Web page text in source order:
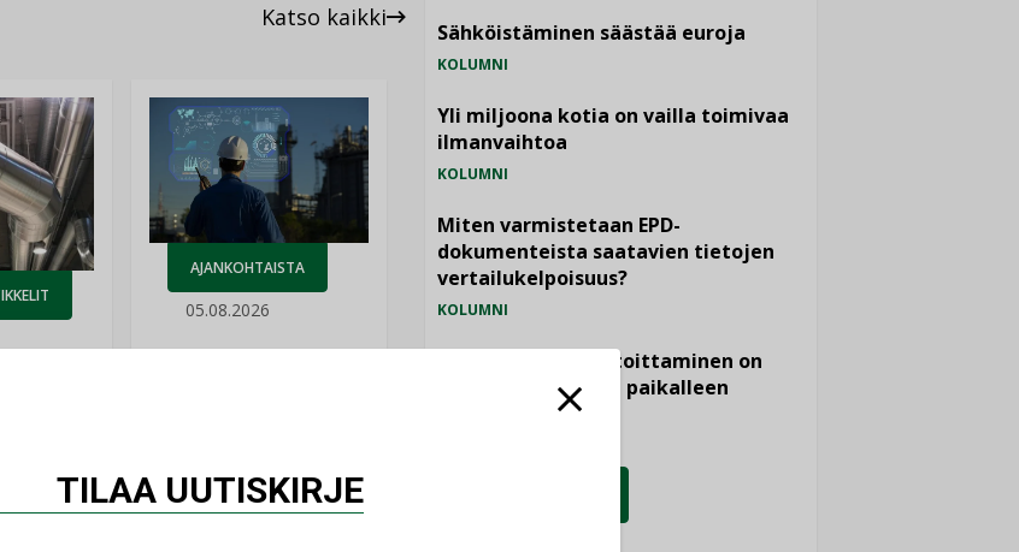
Katso kaikki
AJANKOHTAISTA
05.08.2026
yhteen”
Sähköistäminen säästää euroja
KOLUMNI
Yli miljoona kotia on vailla toimivaa
ilmanvaihtoa
KOLUMNI
Miten varmistetaan EPD-
dokumenteista saatavien tietojen
vertailukelpoisuus?
KOLUMNI
Vesi- ja viemärimitoittaminen on
jämähtänyt ajassa paikalleen
TILAA UUTISKIRJE